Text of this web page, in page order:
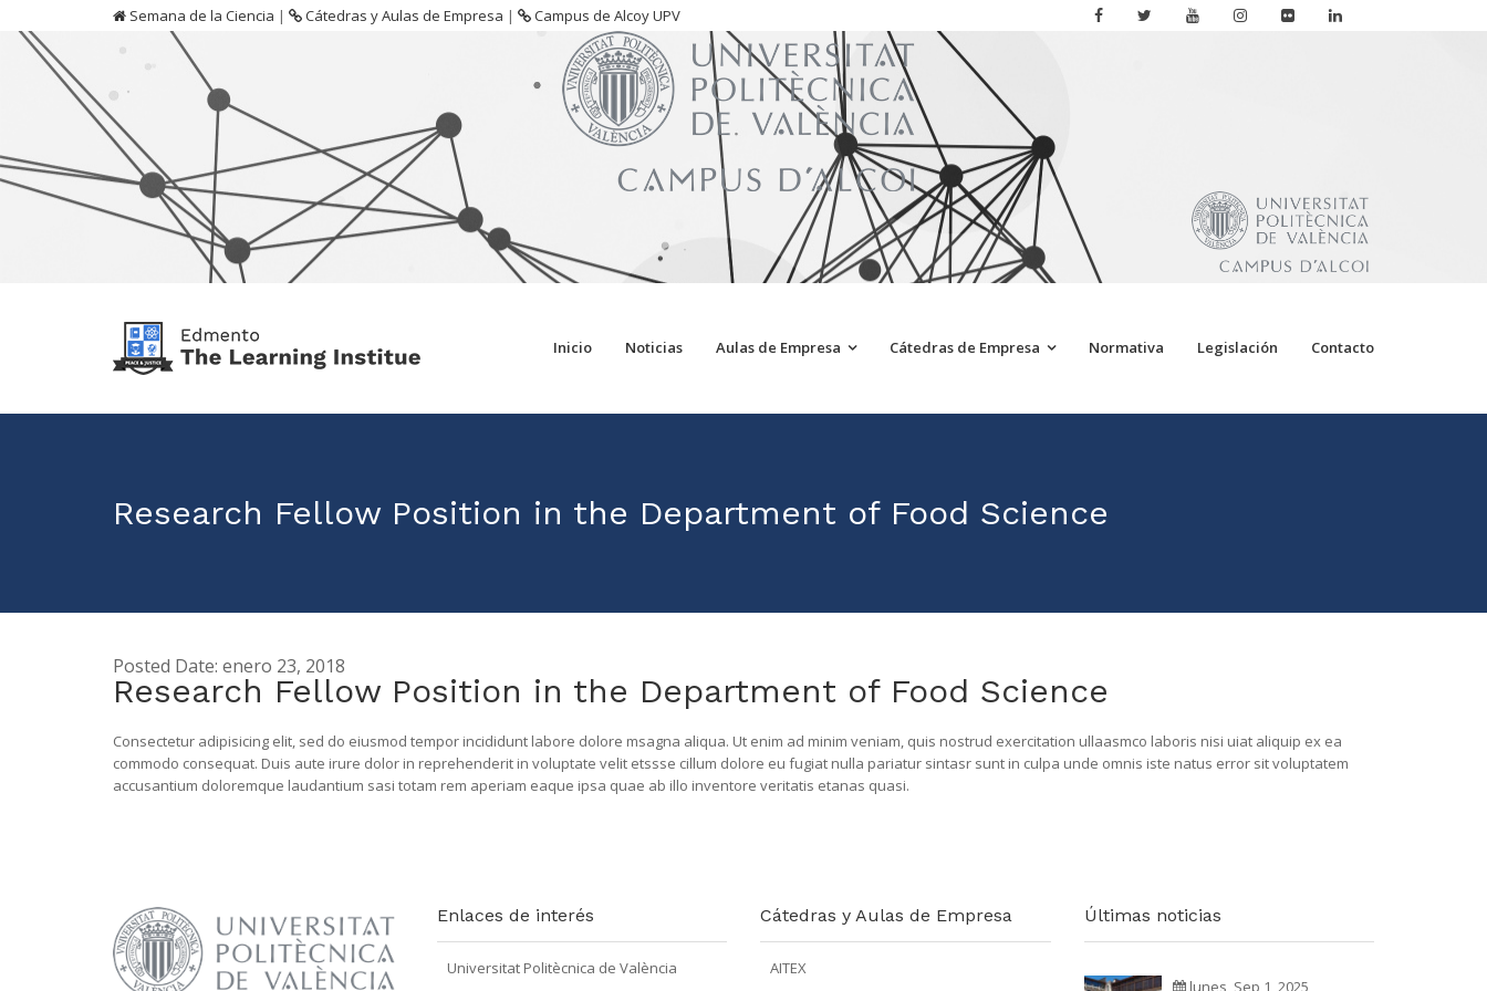
Semana de la Ciencia | Cátedras y Aulas de Empresa | Campus de Alcoy UPV
Inicio Noticias Aulas de Empresa Cátedras de Empresa Normativa Legislación Contacto
Research Fellow Position in the Department of Food Science
Posted Date: enero 23, 2018
Research Fellow Position in the Department of Food Science
Consectetur adipisicing elit, sed do eiusmod tempor incididunt labore dolore msagna aliqua. Ut enim ad minim veniam, quis nostrud exercitation ullaasmco laboris nisi uiat aliquip ex ea
commodo consequat. Duis aute irure dolor in reprehenderit in voluptate velit etssse cillum dolore eu fugiat nulla pariatur sintasr sunt in culpa unde omnis iste natus error sit voluptatem
accusantium doloremque laudantium sasi totam rem aperiam eaque ipsa quae ab illo inventore veritatis etanas quasi.
Enlaces de interés
Universitat Politècnica de València
Cátedras y Aulas de Empresa
AITEX
Últimas noticias
lunes, Sep 1, 2025